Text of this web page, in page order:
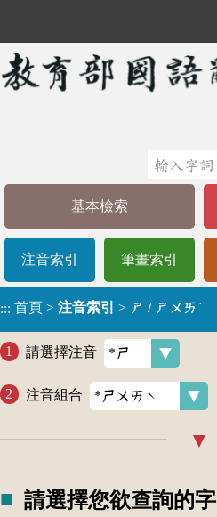
基本檢索
注音索引 筆畫索引
::: 首頁 > 注音索引 > ㄕ / ㄕㄨㄞˋ
請選擇注音
注音組合
請選擇您欲查詢的字